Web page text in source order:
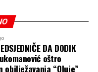
priznaje i da
“turizma radi
izazovi, dok će
DA DODIK
oštro
obilježavanja “Oluje”